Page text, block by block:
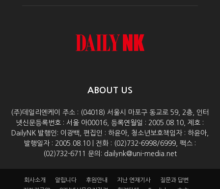
ABOUT US
(주)데일리엔케이 주소 : (04018) 서울시 마포구 동교로 59, 2층, 인터
넷신문등록번호 : 서울 아00016, 등록연월일 : 2005.08.10, 제호 :
DailyNK 발행인: 이광백, 편집인 : 하윤아, 청소년보호책임자 : 하윤아,
발행일자 : 2005.08.10 | 전화 : (02)732-6998/6999, 팩스 :
(02)732-6711 문의: dailynk@uni-media.net
회사소개 알립니다 후원안내 지난 연재기사
질문과 답변